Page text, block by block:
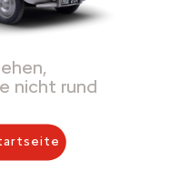
nicht rund